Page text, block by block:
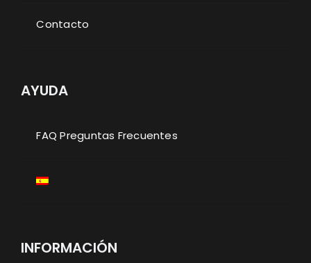
Contacto
AYUDA
FAQ Preguntas Frecuentes
INFORMACIÓN